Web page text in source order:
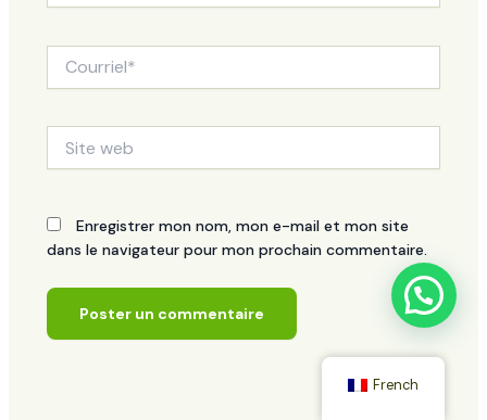
web
Enregistrer mon nom, mon e-mail et mon site
dans le navigateur pour mon prochain commentaire.
French